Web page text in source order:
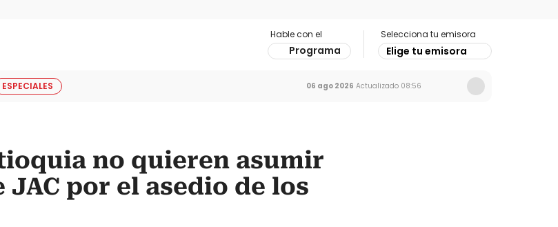
Hable con el
Programa
Selecciona tu emisora
Elige tu emisora
ESPECIALES 06 ago 2026 Actualizado 08:56
no quieren asumir
por el asedio de los